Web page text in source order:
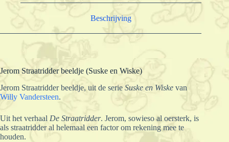
Beschrijving
Jerom Straatridder beeldje (Suske en Wiske)
Jerom Straatridder beeldje, uit de serie Suske en Wiske van
Willy Vandersteen.
Uit het verhaal De Straatridder. Jerom, sowieso al oersterk, is
als straatridder al helemaal een factor om rekening mee te
houden.